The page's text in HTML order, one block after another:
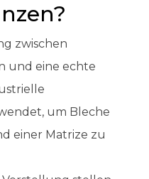
zwischen
und eine echte
um Bleche
einer Matrize zu